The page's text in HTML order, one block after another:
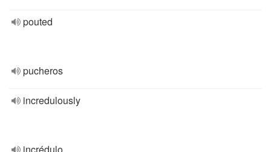
pouted
pucheros
incredulously